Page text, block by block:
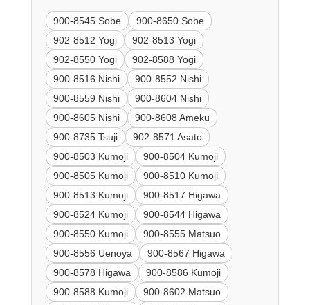
900-8545 Sobe
900-8650 Sobe
902-8512 Yogi
902-8513 Yogi
902-8550 Yogi
902-8588 Yogi
900-8516 Nishi
900-8552 Nishi
900-8559 Nishi
900-8604 Nishi
900-8605 Nishi
900-8608 Ameku
900-8735 Tsuji
902-8571 Asato
900-8503 Kumoji
900-8504 Kumoji
900-8505 Kumoji
900-8510 Kumoji
900-8513 Kumoji
900-8517 Higawa
900-8524 Kumoji
900-8544 Higawa
900-8550 Kumoji
900-8555 Matsuo
900-8556 Uenoya
900-8567 Higawa
900-8578 Higawa
900-8586 Kumoji
900-8588 Kumoji
900-8602 Matsuo